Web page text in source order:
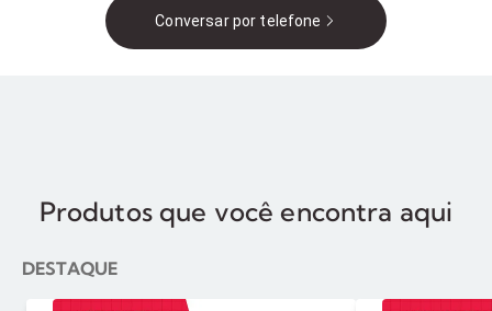
Conversar por telefone
Produtos que você encontra aqui
DESTAQUE